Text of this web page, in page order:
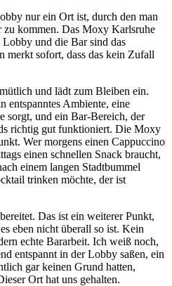
nur ein Ort ist, durch den man
kommen. Das Moxy Karlsruhe
und die Bar sind das
merkt sofort, dass das kein Zufall
und lädt zum Bleiben ein.
entspanntes Ambiente, eine
sorgt, und ein Bar-Bereich, der
richtig gut funktioniert. Die Moxy
Wer morgens einen Cappuccino
einen schnellen Snack braucht,
einem langen Stadtbummel
trinken möchte, der ist
Das ist ein weiterer Punkt,
eben nicht überall so ist. Kein
echte Bararbeit. Ich weiß noch,
entspannt in der Lobby saßen, ein
gar keinen Grund hatten,
Ort hat uns gehalten.